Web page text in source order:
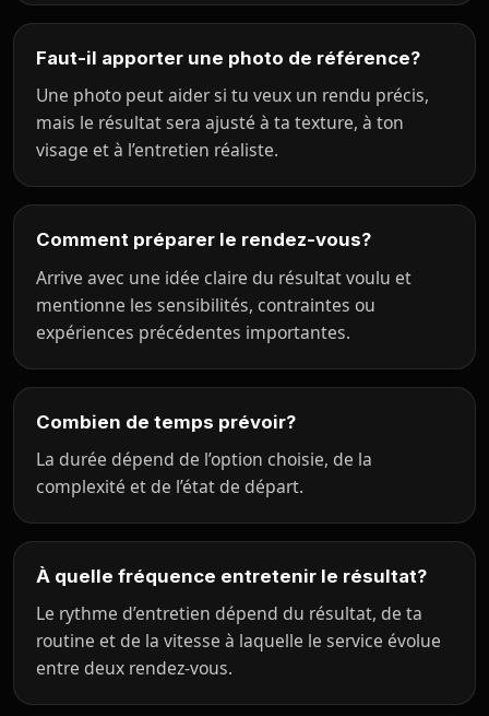
Faut-il apporter une photo de référence?
Une photo peut aider si tu veux un rendu précis,
mais le résultat sera ajusté à ta texture, à ton
visage et à l’entretien réaliste.
Comment préparer le rendez-vous?
Arrive avec une idée claire du résultat voulu et
mentionne les sensibilités, contraintes ou
expériences précédentes importantes.
Combien de temps prévoir?
La durée dépend de l’option choisie, de la
complexité et de l’état de départ.
À quelle fréquence entretenir le résultat?
Le rythme d’entretien dépend du résultat, de ta
routine et de la vitesse à laquelle le service évolue
entre deux rendez-vous.